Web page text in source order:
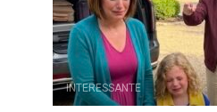
INTERESSANTE